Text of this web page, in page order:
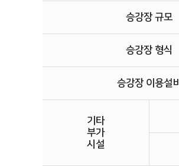
승강장 규모
승강장 형식
승강장 이용설비
기타
부가
시설